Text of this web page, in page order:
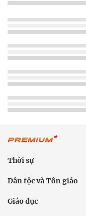
Thời sự
Dân tộc và Tôn giáo
Giáo dục